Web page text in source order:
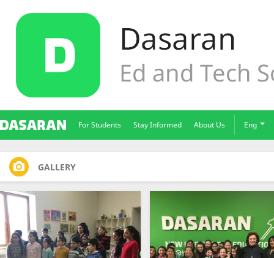
For Students Stay Informed About Us Eng
GALLERY